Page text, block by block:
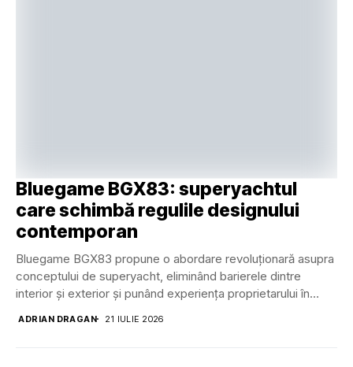
Bluegame BGX83: superyachtul
care schimbă regulile designului
contemporan
Bluegame BGX83 propune o abordare revoluționară asupra
conceptului de superyacht, eliminând barierele dintre
interior și exterior și punând experiența proprietarului în
ADRIAN DRAGAN 21 IULIE 2026